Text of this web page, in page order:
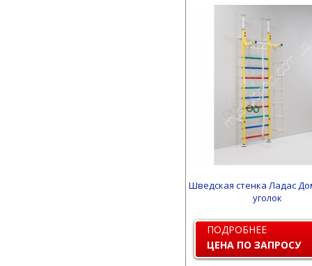
Шведская стенка Ладас
уголок
ПОДРОБНЕЕ
ЦЕНА ПО ЗАПРОСУ